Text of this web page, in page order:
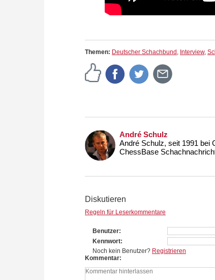
Themen: Deutscher Schachbund , Interview,
André Schulz
André Schulz, seit 1991 bei
ChessBase
Diskutieren
Regeln für Leserkommentare
Benutzer
Kennwort
Noch kein Benutzer? Registrieren
Kommentar